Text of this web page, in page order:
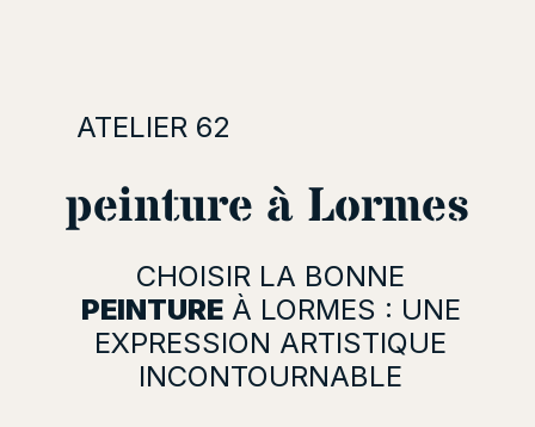
ATELIER 62
peinture à Lormes
CHOISIR LA BONNE
PEINTUREÀ LORMES : UNE
EXPRESSION ARTISTIQUE
INCONTOURNABLE